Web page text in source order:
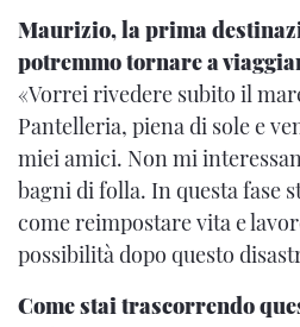
Maurizio, la prima
potremmo tornare a
«Vorrei rivedere subito il
Pantelleria, piena di sole e
miei amici. Non mi
bagni di folla. In questa fase
come reimpostare vita e
possibilità dopo questo
Come stai trascorrendo